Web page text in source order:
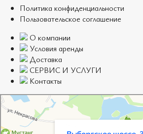
Политика конфиденциальности
Пользовательское соглашение
О компании
Условия аренды
Доставка
СЕРВИС И УСЛУГИ
Контакты